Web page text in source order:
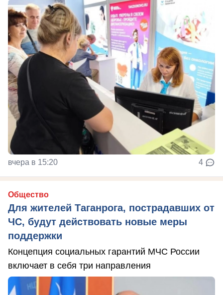
вчера в 15:20 4
Общество
Для жителей Таганрога, пострадавших от
ЧС, будут действовать новые меры
поддержки
Концепция социальных гарантий МЧС России
включает в себя три направления